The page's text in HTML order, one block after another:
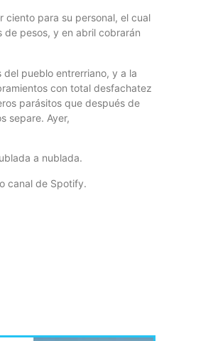
ciento para su personal, el cual
de pesos, y en abril cobrarán
pueblo entrerriano, y a la
con total desfachatez
parásitos que después de
separe. Ayer,
a nublada.
canal de Spotify.